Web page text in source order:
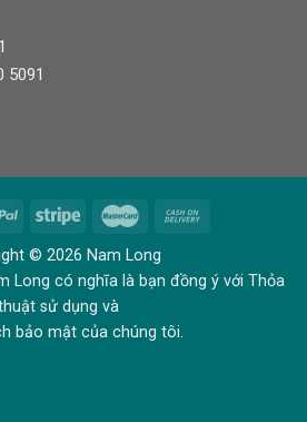
5091
© 2026 Nam Long
Long có nghĩa là bạn đồng ý với Thỏa
sử dụng và
bảo mật của chúng tôi.